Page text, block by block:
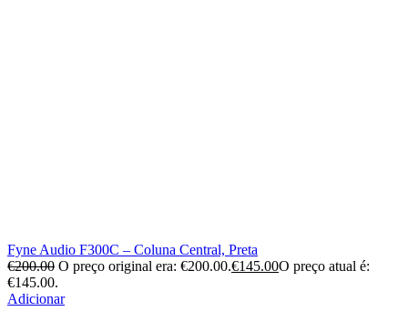
Fyne Audio F300C – Coluna Central, Preta
€200.00 O preço original era: €200.00.€145.00O preço atual é:
€145.00.
Adicionar